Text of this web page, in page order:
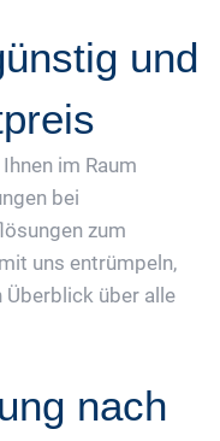
und
im Raum
bei
zum
uns entrümpeln,
Überblick über alle
nach